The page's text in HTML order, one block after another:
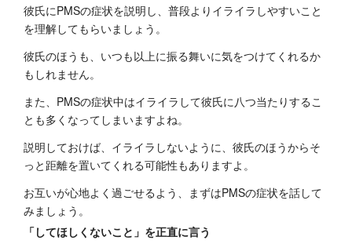
彼氏にPMSの症状を説明し、普段よりイライラしやすいこと
を理解してもらいましょう。
彼氏のほうも、いつも以上に振る舞いに気をつけてくれるか
もしれません。
また、PMSの症状中はイライラして彼氏に八つ当たりするこ
とも多くなってしまいますよね。
説明しておけば、イライラしないように、彼氏のほうからそ
っと距離を置いてくれる可能性もありますよ。
お互いが心地よく過ごせるよう、まずはPMSの症状を話して
みましょう。
「してほしくないこと」を正直に言う